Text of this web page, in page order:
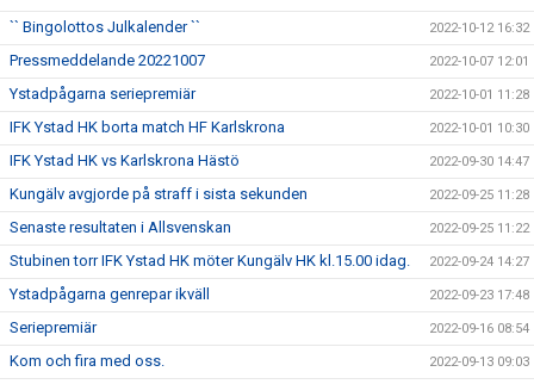
`` Bingolottos Julkalender `` 2022-10-12 16:32
Pressmeddelande 20221007 2022-10-07 12:01
Ystadpågarna seriepremiär 2022-10-01 11:28
IFK Ystad HK borta match HF Karlskrona 2022-10-01 10:30
IFK Ystad HK vs Karlskrona Hästö 2022-09-30 14:47
Kungälv avgjorde på straff i sista sekunden 2022-09-25 11:28
Senaste resultaten i Allsvenskan 2022-09-25 11:22
Stubinen torr IFK Ystad HK möter Kungälv HK kl.15.00 idag. 2022-09-24 14:27
Ystadpågarna genrepar ikväll 2022-09-23 17:48
Seriepremiär 2022-09-16 08:54
Kom och fira med oss. 2022-09-13 09:03